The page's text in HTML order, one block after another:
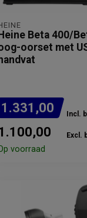
Heine Beta 400/
oorset met
handvat
1.331,00 Incl.
Excl.
voorraad